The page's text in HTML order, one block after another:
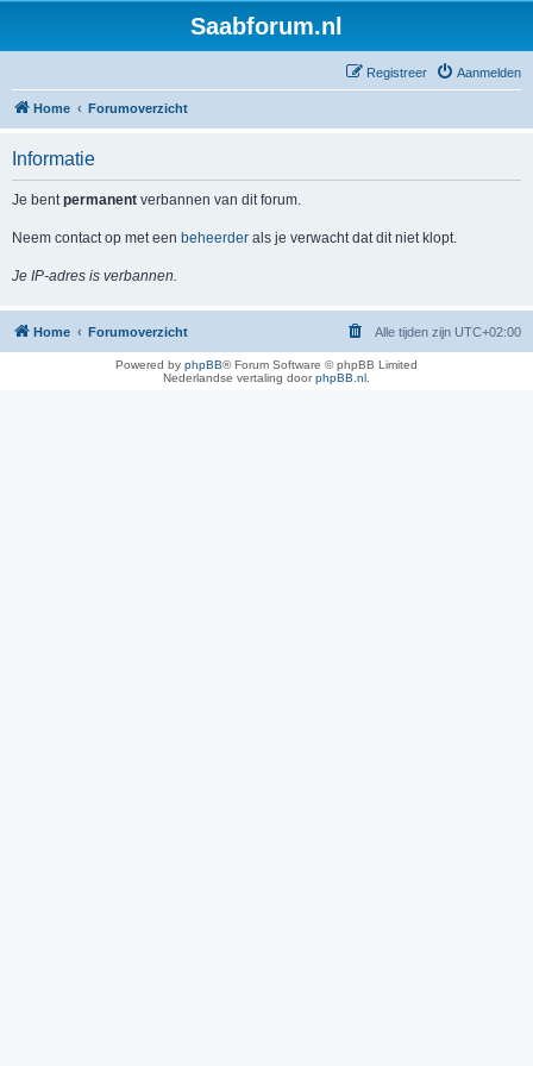
Saabforum.nl
Aanmelden
Registreer
Home Forumoverzicht
Informatie
Je bentpermanent verbannen van dit forum.
Neem contact op met een beheerder als je verwacht dat dit niet klopt.
Je IP-adres is verbannen.
Home Forumoverzicht Alle tijden zijn UTC+02:00
Powered by phpBB® Forum Software © phpBB Limited
Nederlandse vertaling doorphpBB.nl